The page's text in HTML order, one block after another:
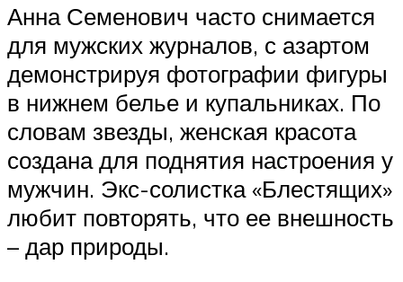
Анна Семенович часто снимается
для мужских журналов, с азартом
демонстрируя фотографии фигуры
в нижнем белье и купальниках. По
словам звезды, женская красота
создана для поднятия настроения у
мужчин. Экс-солистка «Блестящих»
любит повторять, что ее внешность
– дар природы.